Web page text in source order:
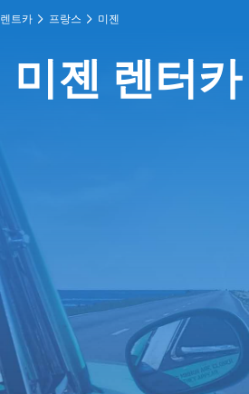
렌트카 프랑스 미젠
미젠 렌터카